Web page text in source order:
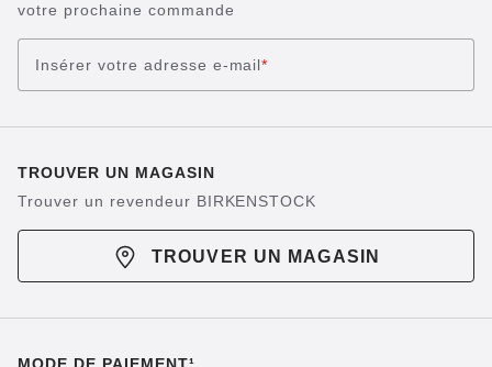
votre prochaine commande
Insérer votre adresse e-mail*
TROUVER UN MAGASIN
Trouver un revendeur BIRKENSTOCK
TROUVER UN MAGASIN